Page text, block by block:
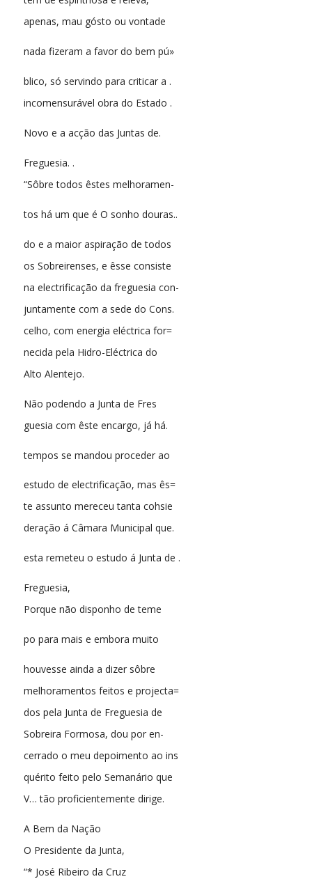
apenas, mau gósto ou vontade
nada fizeram a favor do bem pú»
blico, só servindo para criticar a .
incomensurável obra do Estado .
Novo e a acção das Juntas de.
Freguesia. .
“Sôbre todos êstes melhoramen-
tos há um que é O sonho douras..
do e a maior aspiração de todos
os Sobreirenses, e êsse consiste
na electrificação da freguesia con-
juntamente com a sede do Cons.
celho, com energia eléctrica for=
necida pela Hidro-Eléctrica do
Alto Alentejo.
Não podendo a Junta de Fres
guesia com êste encargo, já há.
tempos se mandou proceder ao
estudo de electrificação, mas ês=
te assunto mereceu tanta cohsie
deração á Câmara Municipal que.
esta remeteu o estudo á Junta de .
Freguesia,
Porque não disponho de teme
po para mais e embora muito
houvesse ainda a dizer sôbre
melhoramentos feitos e projecta=
dos pela Junta de Freguesia de
Sobreira Formosa, dou por en-
cerrado o meu depoimento ao ins
quérito feito pelo Semanário que
V… tão proficientemente dirige.
A Bem da Nação
O Presidente da Junta,
“* José Ribeiro da Cruz